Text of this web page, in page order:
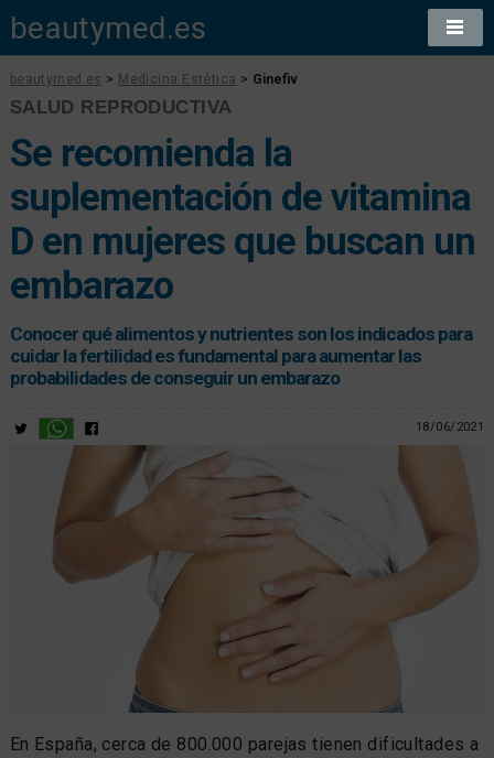
beautymed.es
beautymed.es > Medicina Estética > Ginefiv
SALUD REPRODUCTIVA
Se recomienda la
suplementación de vitamina
D en mujeres que buscan un
embarazo
Conocer qué alimentos y nutrientes son los indicados para
cuidar la fertilidad es fundamental para aumentar las
probabilidades de conseguir un embarazo
18/06/2021
En España, cerca de 800.000 parejas tienen dificultades a